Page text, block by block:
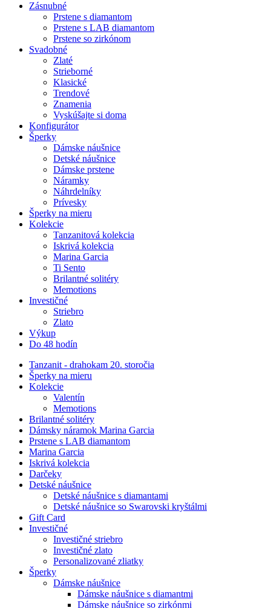
Zásnubné
Prstene s diamantom
Prstene s LAB diamantom
Prstene so zirkónom
Svadobné
Zlaté
Strieborné
Klasické
Trendové
Znamenia
Vyskúšajte si doma
Konfigurátor
Šperky
Dámske náušnice
Detské náušnice
Dámske prstene
Náramky
Náhrdelníky
Prívesky
Šperky na mieru
Kolekcie
Tanzanitová kolekcia
Iskrivá kolekcia
Marina Garcia
Ti Sento
Brilantné solitéry
Memotions
Investičné
Striebro
Zlato
Výkup
Do 48 hodín
Tanzanit - drahokam 20. storočia
Šperky na mieru
Kolekcie
Valentín
Memotions
Brilantné solitéry
Dámsky náramok Marina Garcia
Prstene s LAB diamantom
Marina Garcia
Iskrivá kolekcia
Darčeky
Detské náušnice
Detské náušnice s diamantami
Detské náušnice so Swarovski kryštálmi
Gift Card
Investičné
Investičné striebro
Investičné zlato
Personalizované zliatky
Šperky
Dámske náušnice
Dámske náušnice s diamantmi
Dámske náušnice so zirkónmi